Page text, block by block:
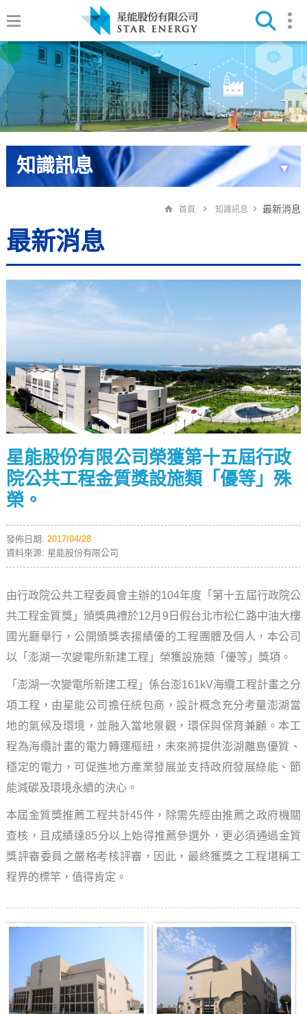
知識訊息 ▼
首頁 知識訊息 最新消息
最新消息
星能股份有限公司榮獲第十五屆行政
院公共工程金質獎設施類「優等」殊
榮。
發佈日期: 2017/04/28
資料來源: 星能股份有限公司
由行政院公共工程委員會主辦的104年度「第十五屆行政院公
共工程金質獎」頒獎典禮於12月9日假台北市松仁路中油大樓
國光廳舉行，公開頒獎表揚績優的工程團體及個人，本公司
以「澎湖一次變電所新建工程」榮獲設施類「優等」獎項。
「澎湖一次變電所新建工程」係台澎161kV海纜工程計畫之分
項工程，由星能公司擔任統包商，設計概念充分考量澎湖當
地的氣候及環境，並融入當地景觀，環保與保育兼顧。本工
程為海纜計畫的電力轉運樞紐，未來將提供澎湖離島優質、
穩定的電力，可促進地方產業發展並支持政府發展綠能、節
能減碳及環境永續的決心。
本屆金質獎推薦工程共計45件，除需先經由推薦之政府機關
查核，且成績達85分以上始得推薦參選外，更必須通過金質
獎評審委員之嚴格考核評審，因此，最終獲獎之工程堪稱工
程界的標竿，值得肯定。